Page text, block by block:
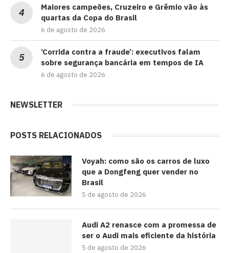
Maiores campeões, Cruzeiro e Grêmio vão às
quartas da Copa do Brasil
6 de agosto de 2026
‘Corrida contra a fraude’: executivos falam
sobre segurança bancária em tempos de IA
6 de agosto de 2026
NEWSLETTER
POSTS RELACIONADOS
Voyah: como são os carros de luxo
que a Dongfeng quer vender no
Brasil
5 de agosto de 2026
Audi A2 renasce com a promessa de
ser o Audi mais eficiente da história
5 de agosto de 2026